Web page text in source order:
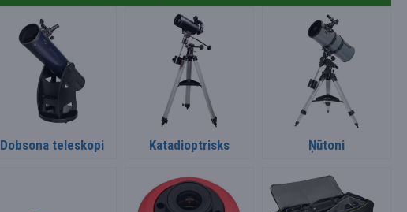
Dobsona teleskopi Katadioptrisks Ņūtoni